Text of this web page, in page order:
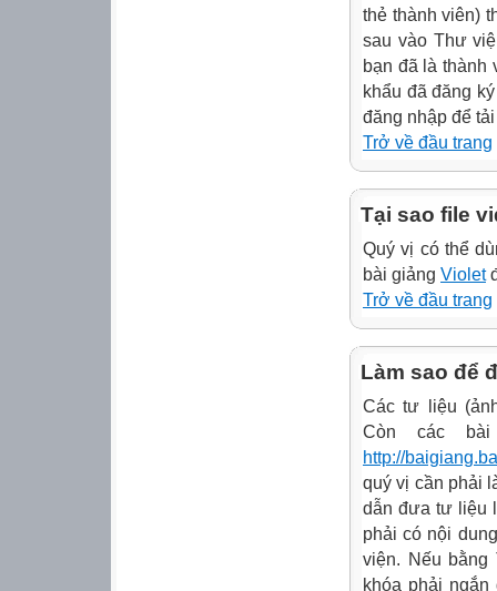
thẻ thành viên)
sau vào Thư
bạn đã là thành
khẩu đã đăng
đăng nhập để
Trở về đầu trang
Tại sao file
Quý vị có thể
bài giảng Violet
Trở về đầu trang
Làm sao để
Các tư liệu
Còn các bài
http://
quý vị cần phải
dẫn đưa tư liệu
phải có nội
viện. Nếu bằng
khóa phải